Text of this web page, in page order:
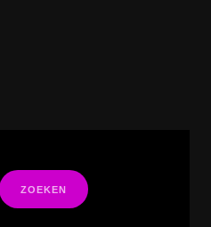
ZOEKEN